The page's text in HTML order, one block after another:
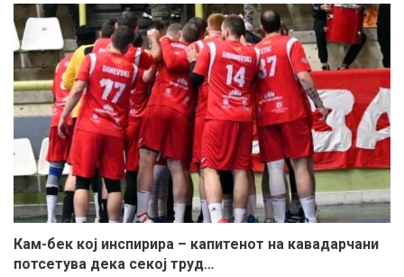
Кам-бек кој инспирира – капитенот на кавадарчани
потсетува дека секој труд…